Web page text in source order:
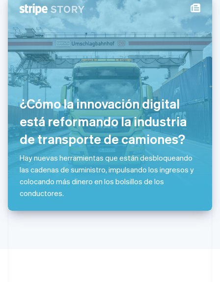
¿Cómo la innovación digital
está reformando la industria
de transporte de camiones?
Hay nuevas herramientas que están desbloqueando
las cadenas de suministro, impulsando los ingresos y
colocando más dinero en los bolsillos de los
conductores.
English
México
Español English
Noruega
English
Nueva Zelandia
English
Países Bajos
Nederlands English
Polonia
English
Portugal
PortuguêsEnglish
RAE de Hong Kong, China
简体中文
Reino Unido
English
República Checa
English
Rumania
Singapur